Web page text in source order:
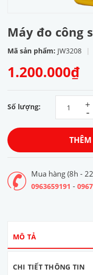
Máy đo công
Mã sản phẩm: JW3208 |
1.200.000₫
Số lượng: -
+
Mua hàng (8h -
0963659191 -
MÔ TẢ
CHI TIẾT THÔNG TIN